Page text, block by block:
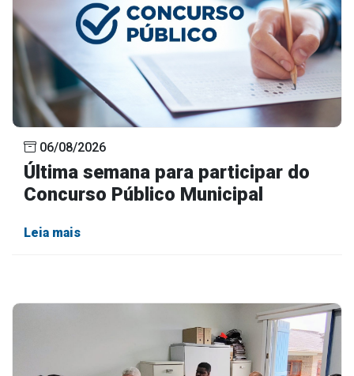
Leis, Decretos e Portarias
Transparência
Portal da Transparência
Radar da Transparência
Cespro
06/08/2026
Última semana para participar do
Concurso Público Municipal
Leia mais